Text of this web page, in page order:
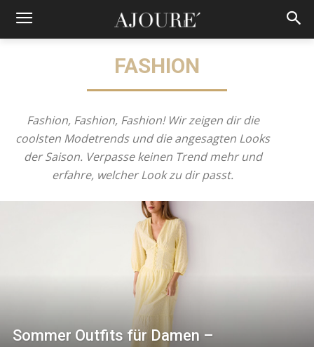
FASHION
Fashion, Fashion, Fashion! Wir zeigen dir die
coolsten Modetrends und die angesagten Looks
der Saison. Verpasse keinen Trend mehr und
erfahre, welcher Look zu dir passt.
Sommer Outfits für Damen –